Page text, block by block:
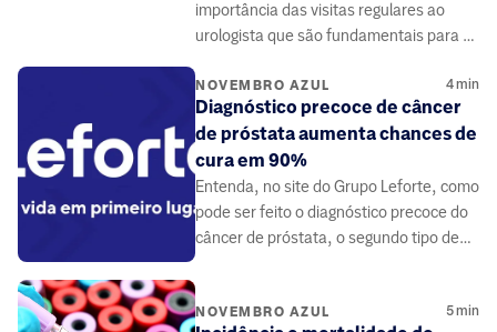
importância das visitas regulares ao
urologista que são fundamentais para a
NOVEMBRO AZUL 4min
Diagnóstico precoce de câncer
de próstata aumenta chances de
cura em 90%
Entenda, no site do Grupo Leforte, como
pode ser feito o diagnóstico precoce do
câncer de próstata, o segundo tipo de
NOVEMBRO AZUL 5min